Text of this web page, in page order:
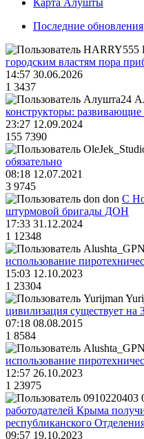
Карта Алушты
Последние обновления
городским властям пора
14:57 30.06.2026
1 3437
конструкторы:
23:27 12.09.2024
155 7390
обязательно
08:18 12.07.2021
3 9745
don С
штурмовой бригады ДОН
17:33 31.12.2024
1 12348
использование
15:03 12.10.2023
1 23304
цивилизация существует на
07:18 08.08.2015
1 8584
использование
12:57 26.10.2023
1 23975
работодателей Крыма
республиканского
09:57 19.10.2023